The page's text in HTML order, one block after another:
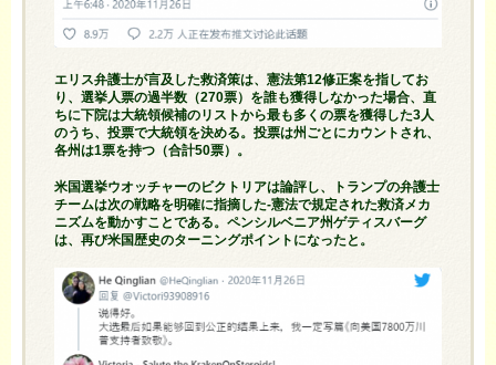
エリス弁護士が言及した救済策は、憲法第12修正案を指してお
り、選挙人票の過半数（270票）を誰も獲得しなかった場合、直
ちに下院は大統領候補のリストから最も多くの票を獲得した3人
のうち、投票で大統領を決める。投票は州ごとにカウントされ、
各州は1票を持つ（合計50票）。
米国選挙ウオッチャーのビクトリアは論評し、トランプの弁護士
チームは次の戦略を明確に指摘した-憲法で規定された救済メカ
ニズムを動かすことである。ペンシルベニア州ゲティスバーグ
は、再び米国歴史のターニングポイントになったと。